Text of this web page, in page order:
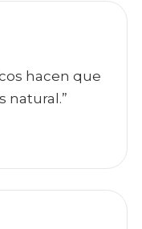
hacen que
natural.”